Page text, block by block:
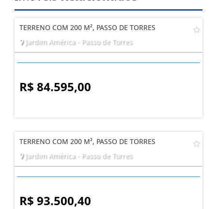
TERRENO COM 200 M², PASSO DE TORRES
Jardim América - Passo de Torres
R$ 84.595,00
TERRENO COM 200 M², PASSO DE TORRES
Jardim América - Passo de Torres
R$ 93.500,40